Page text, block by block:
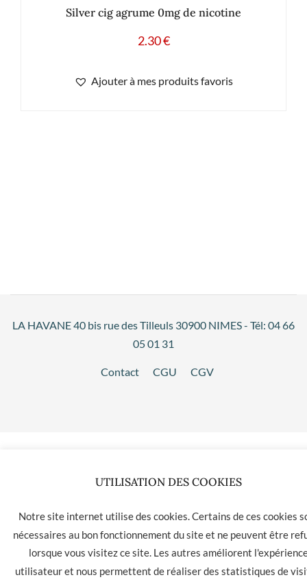
Silver cig agrume 0mg de nicotine
2.30€
Ajouter à mes produits favoris
LA HAVANE 40 bis rue des Tilleuls 30900 NIMES - Tél: 04 66
05 01 31
Contact CGU CGV
UTILISATION DES COOKIES
Notre site internet utilise des cookies. Certains de ces cookies
nécessaires au bon fonctionnement du site et ne peuvent être
lorsque vous visitez ce site. Les autres améliorent
utilisateur et nous permettent de réaliser des statistiques de